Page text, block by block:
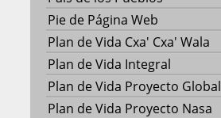
Pie de Página Web
Plan de Vida Cxa' Cxa' Wala
Plan de Vida Integral
Plan de Vida Proyecto Global
Plan de Vida Proyecto Nasa